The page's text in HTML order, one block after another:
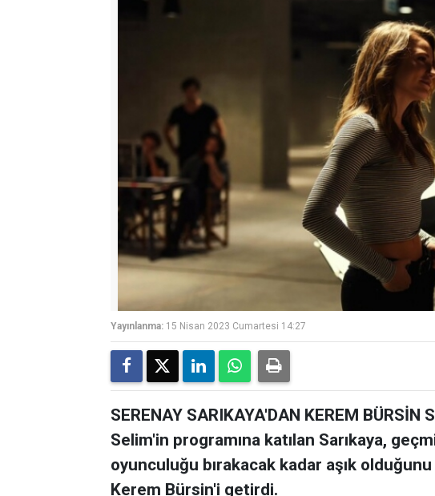
Yayınlanma: 15 Nisan 2023 Cumartesi 14:27
SERENAY SARIKAYA'DAN KEREM BÜRSİN
Selim'in programına katılan Sarıkaya,
oyunculuğu bırakacak kadar aşık
Kerem Bürsin'i getirdi.